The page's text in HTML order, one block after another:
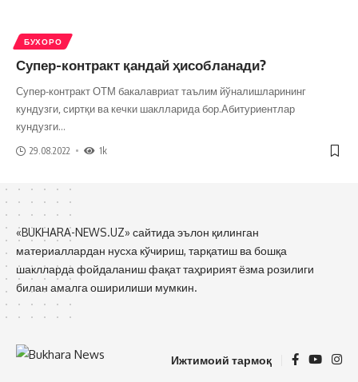
БУХОРО
Супер-контракт қандай ҳисобланади?
Супер-контракт ОТМ бакалавриат таълим йўналишларининг
кундузги, сиртқи ва кечки шаклларида бор.Абитуриентлар
кундузги…
29.08.2022 1k
«BUKHARA-NEWS.UZ» сайтида эълон қилинган
материаллардан нусха кўчириш, тарқатиш ва бошқа
шаклларда фойдаланиш фақат таҳририят ёзма розилиги
билан амалга оширилиши мумкин.
Ижтимоий тармоқ